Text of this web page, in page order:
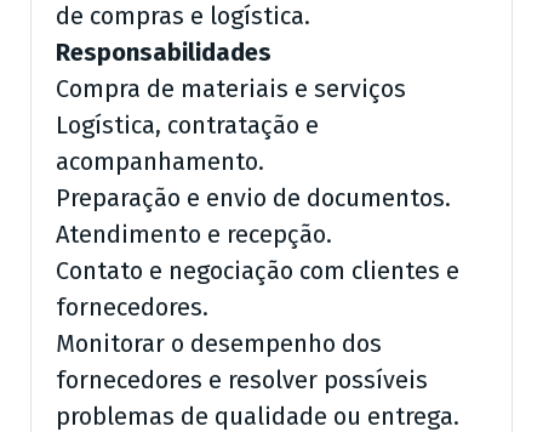
de compras e logística.
Responsabilidades
Compra de materiais e serviços
Logística, contratação e
acompanhamento.
Preparação e envio de documentos.
Atendimento e recepção.
Contato e negociação com clientes e
fornecedores.
Monitorar o desempenho dos
fornecedores e resolver possíveis
problemas de qualidade ou entrega.